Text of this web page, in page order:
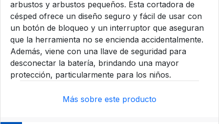
arbustos y arbustos pequeños. Esta cortadora de
césped ofrece un diseño seguro y fácil de usar con
un botón de bloqueo y un interruptor que aseguran
que la herramienta no se encienda accidentalmente.
Además, viene con una llave de seguridad para
desconectar la batería, brindando una mayor
protección, particularmente para los niños.
Más sobre este producto